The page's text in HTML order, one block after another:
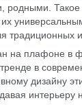
, родными .
традиционных
на плафоне в
в
дизайну
интерьеру